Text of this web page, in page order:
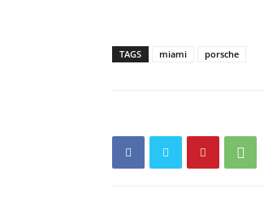
TAGS miami porsche